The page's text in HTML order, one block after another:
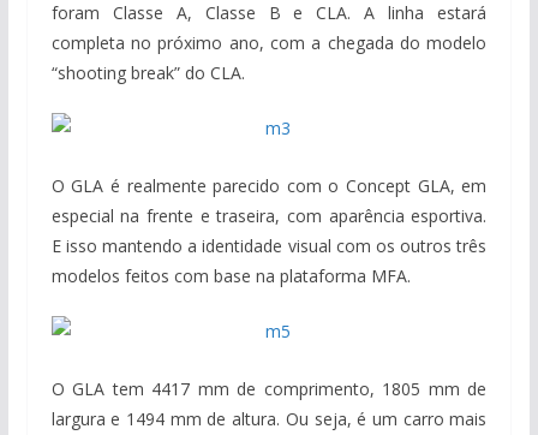
foram Classe A, Classe B e CLA. A linha estará
completa no próximo ano, com a chegada do modelo
“shooting break” do CLA.
O GLA é realmente parecido com o Concept GLA, em
especial na frente e traseira, com aparência esportiva.
E isso mantendo a identidade visual com os outros três
modelos feitos com base na plataforma MFA.
O GLA tem 4417 mm de comprimento, 1805 mm de
largura e 1494 mm de altura. Ou seja, é um carro mais